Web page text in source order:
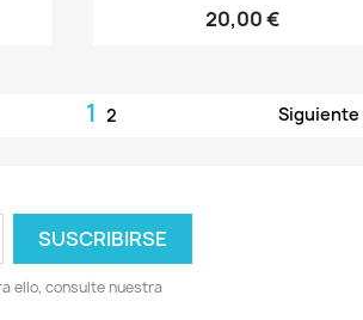
20,00 €
12 Siguiente
ello, consulte nuestra